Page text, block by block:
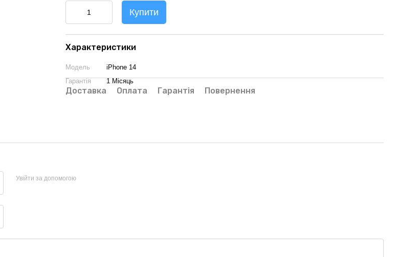
Купити
Характеристики
Модель
iPhone 14
Гарантія
1 Місяць
Доставка Оплата Гарантія Повернення
Увійти за допомогою